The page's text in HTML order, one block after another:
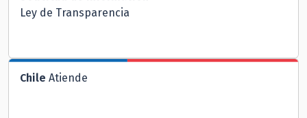
Ley de Transparencia
Chile Atiende